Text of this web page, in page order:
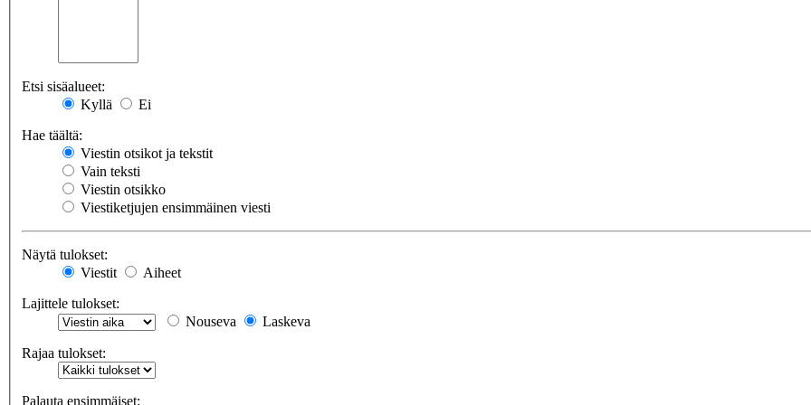
Etsi sisäalueet:
Kyllä
Ei
Hae täältä:
Viestin otsikot ja tekstit
Vain teksti
Viestin otsikko
Viestiketjujen ensimmäinen viesti
Näytä tulokset:
Viestit
Aiheet
Lajittele tulokset:
Nouseva
Laskeva
Rajaa tulokset:
Palauta ensimmäiset: